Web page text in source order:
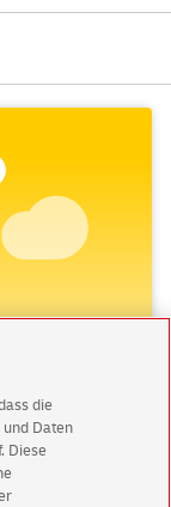
und
die
und Daten
Diese